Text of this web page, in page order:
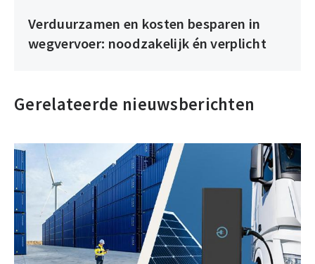
Verduurzamen en kosten besparen in
wegvervoer: noodzakelijk én verplicht
Gerelateerde nieuwsberichten